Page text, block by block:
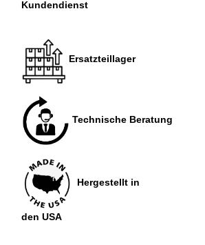
Kundendienst
Ersatzteillager
Technische Beratung
Hergestellt in
den USA